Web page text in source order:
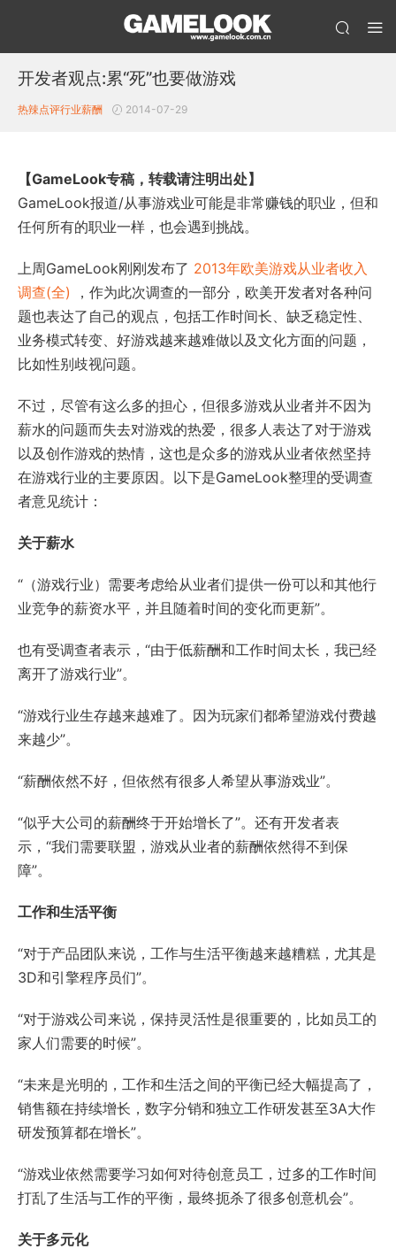
开发者观点:累“死”也要做游戏
热辣点评行业薪酬 2014-07-29
【GameLook专稿，转载请注明出处】
GameLook报道/从事游戏业可能是非常赚钱的职业，但和
任何所有的职业一样，也会遇到挑战。
上周GameLook刚刚发布了 2013年欧美游戏从业者收入
调查(全) ，作为此次调查的一部分，欧美开发者对各种问
题也表达了自己的观点，包括工作时间长、缺乏稳定性、
业务模式转变、好游戏越来越难做以及文化方面的问题，
比如性别歧视问题。
不过，尽管有这么多的担心，但很多游戏从业者并不因为
薪水的问题而失去对游戏的热爱，很多人表达了对于游戏
以及创作游戏的热情，这也是众多的游戏从业者依然坚持
在游戏行业的主要原因。以下是GameLook整理的受调查
者意见统计：
关于薪水
“（游戏行业）需要考虑给从业者们提供一份可以和其他行
业竞争的薪资水平，并且随着时间的变化而更新”。
也有受调查者表示，“由于低薪酬和工作时间太长，我已经
离开了游戏行业”。
“游戏行业生存越来越难了。因为玩家们都希望游戏付费越
来越少”。
“薪酬依然不好，但依然有很多人希望从事游戏业”。
“似乎大公司的薪酬终于开始增长了”。还有开发者表
示，“我们需要联盟，游戏从业者的薪酬依然得不到保
障”。
工作和生活平衡
“对于产品团队来说，工作与生活平衡越来越糟糕，尤其是
3D和引擎程序员们”。
“对于游戏公司来说，保持灵活性是很重要的，比如员工的
家人们需要的时候”。
“未来是光明的，工作和生活之间的平衡已经大幅提高了，
销售额在持续增长，数字分销和独立工作研发甚至3A大作
研发预算都在增长”。
“游戏业依然需要学习如何对待创意员工，过多的工作时间
打乱了生活与工作的平衡，最终扼杀了很多创意机会”。
关于多元化